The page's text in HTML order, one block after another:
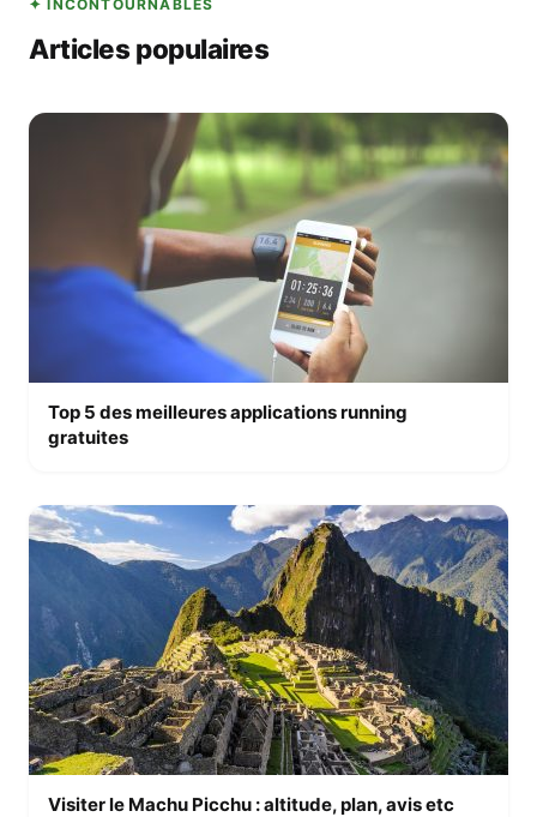
✦ INCONTOURNABLES
Articles populaires
Top 5 des meilleures applications running
gratuites
Visiter le Machu Picchu : altitude, plan, avis etc